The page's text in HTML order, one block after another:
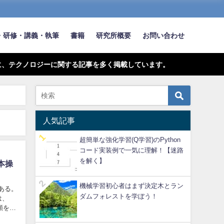
研修・講義・執筆 書籍 研究所概要 お問い合わせ
テクノロジーに関する記事を多く掲載しています。
操
る。
わ
人気記事
超簡単な強化学習(Q学習)のPython
コード実装例で一気に理解！【迷路
を解く】
機械学習初心者はまず決定木とラン
ダムフォレストを学ぼう！